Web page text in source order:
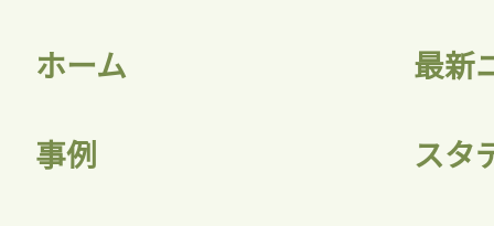
記事をお気に入りに
ホーム 最新
事例 スタ